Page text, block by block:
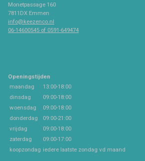
Monetpassage 160
7811DX Emmen
info@keezenco.nl
06-14600545 of 0591-649474
Openingstijden
maandag
13:00-18:00
dinsdag
09:00-18:00
woensdag
09:00-18:00
donderdag
09:00-21:00
vrijdag
09:00-18:00
zaterdag
09:00-17:00
koopzondag iedere laatste zondag vd maand